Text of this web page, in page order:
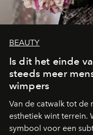
BEAUTY
Is dit het einde
steeds meer
wimpers
Van de catwalk tot de
esthetiek wint terrein.
symbool voor een